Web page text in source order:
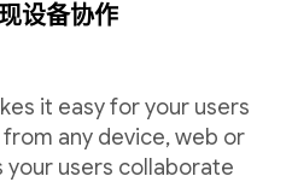
设备协作
it easy for your users
any device, web or
your users collaborate